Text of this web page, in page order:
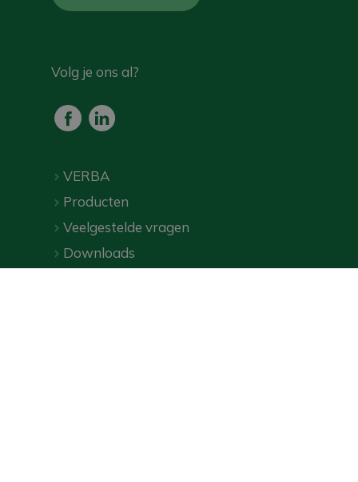
Volg je ons al?
VERBA
Producten
Veelgestelde vragen
Downloads